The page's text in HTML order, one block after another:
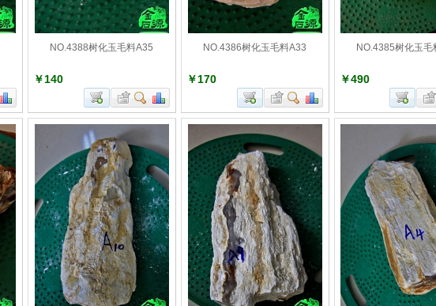
NO.4388树化玉毛料A35
￥140
NO.4386树化玉毛料A33
￥170
NO.4385树化玉毛
￥490